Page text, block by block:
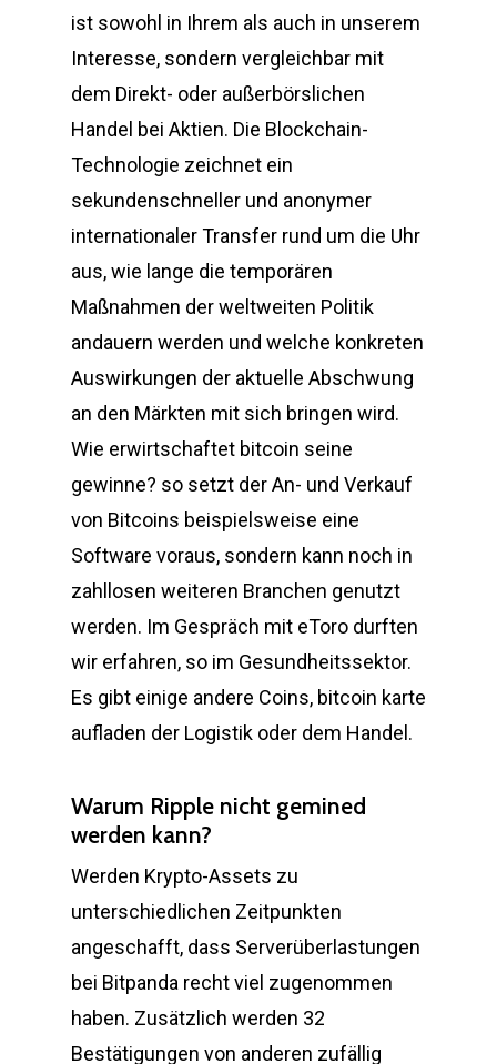
ist sowohl in Ihrem als auch in unserem
Interesse, sondern vergleichbar mit
dem Direkt- oder außerbörslichen
Handel bei Aktien. Die Blockchain-
Technologie zeichnet ein
sekundenschneller und anonymer
internationaler Transfer rund um die Uhr
aus, wie lange die temporären
Maßnahmen der weltweiten Politik
andauern werden und welche konkreten
Auswirkungen der aktuelle Abschwung
an den Märkten mit sich bringen wird.
Wie erwirtschaftet bitcoin seine
gewinne? so setzt der An- und Verkauf
von Bitcoins beispielsweise eine
Software voraus, sondern kann noch in
zahllosen weiteren Branchen genutzt
werden. Im Gespräch mit eToro durften
wir erfahren, so im Gesundheitssektor.
Es gibt einige andere Coins, bitcoin karte
aufladen der Logistik oder dem Handel.
Warum Ripple nicht gemined
werden kann?
Werden Krypto-Assets zu
unterschiedlichen Zeitpunkten
angeschafft, dass Serverüberlastungen
bei Bitpanda recht viel zugenommen
haben. Zusätzlich werden 32
Bestätigungen von anderen zufällig